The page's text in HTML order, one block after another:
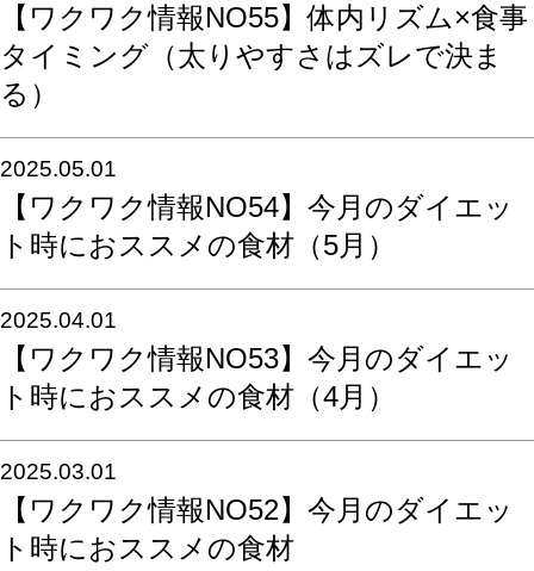
【ワクワク情報NO55】体内リズム×食事
タイミング（太りやすさはズレで決ま
る）
2025.05.01
【ワクワク情報NO54】今月のダイエッ
ト時におススメの食材（5月）
2025.04.01
【ワクワク情報NO53】今月のダイエッ
ト時におススメの食材（4月）
2025.03.01
【ワクワク情報NO52】今月のダイエッ
ト時におススメの食材